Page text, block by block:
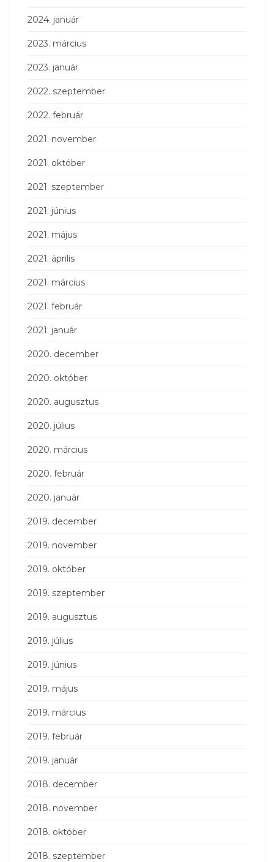
2024. január
2023. március
2023. január
2022. szeptember
2022. február
2021. november
2021. október
2021. szeptember
2021. június
2021. május
2021. április
2021. március
2021. február
2021. január
2020. december
2020. október
2020. augusztus
2020. július
2020. március
2020. február
2020. január
2019. december
2019. november
2019. október
2019. szeptember
2019. augusztus
2019. július
2019. június
2019. május
2019. március
2019. február
2019. január
2018. december
2018. november
2018. október
2018. szeptember